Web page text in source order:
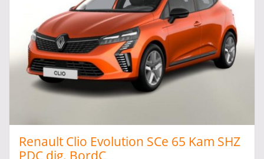
Renault Clio Evolution SCe 65 Kam SHZ
PDC dig. BordC